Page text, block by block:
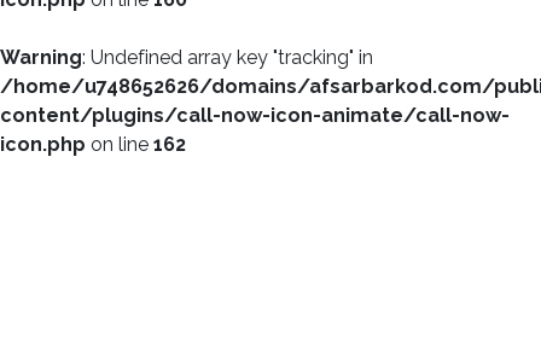
Warning: Undefined array key "tracking" in
/home/u748652626/domains/afsarbarkod.com/
content/plugins/call-now-icon-animate/call-now-
icon.php on line 162